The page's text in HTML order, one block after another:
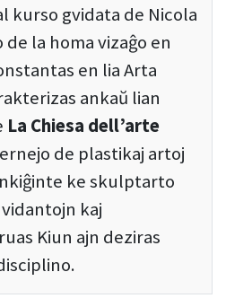
kurso gvidata de Nicola
la homa vizaĝo en
en lia Arta
ankaŭ lian
La Chiesa dell’arte
de plastikaj artoj
ke skulptarto
kaj
Kiun ajn deziras